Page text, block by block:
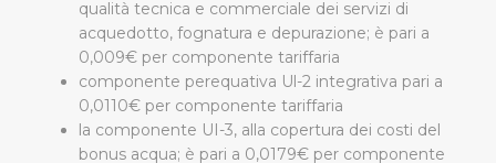
presente banner comporta il permanere delle
impostazioni di default e dunque la continuazione della
navigazione in assenza di cookie o altri sistemi di
tracciamento ad esclusione di quelli tecnici
indispensabili per una corretta visualizzazione della
qualità tecnica e commerciale dei servizi di
acquedotto, fognatura e depurazione; è pari a
0,009€ per componente tariffaria
componente perequativa Ul-2 integrativa pari a
0,0110€ per componente tariffaria
la componente UI-3, alla copertura dei costi del
bonus acqua; è pari a 0,0179€ per componente